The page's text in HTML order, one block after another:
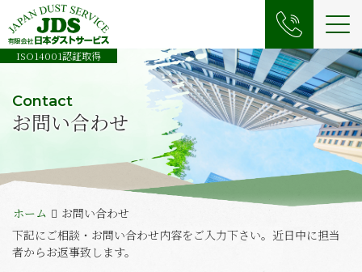
ISO14001認証取得
Contact
お問い合わせ
ホーム
お問い合わせ
下記にご相談・お問い合わせ内容をご入力下さい。近日中に担当
者からお返事致します。